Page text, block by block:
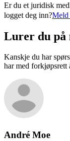
Er du et juridisk
logget deg inn?Meld
Lurer du på
Kanskje du har
har med forkjøpsrett
André Moe